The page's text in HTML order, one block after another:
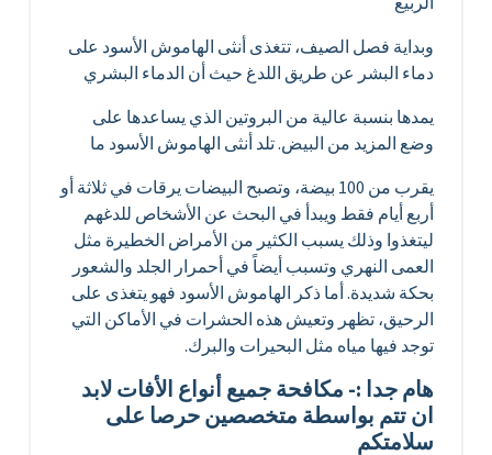
وبداية فصل الصيف، تتغذى أنثى الهاموش الأسود على
دماء البشر عن طريق اللدغ حيث أن الدماء البشري
يمدها بنسبة عالية من البروتين الذي يساعدها على
وضع المزيد من البيض. تلد أنثى الهاموش الأسود ما
يقرب من 100 بيضة، وتصبح البيضات يرقات في ثلاثة أو
أربع أيام فقط ويبدأ في البحث عن الأشخاص للدغهم
ليتغذوا وذلك يسبب الكثير من الأمراض الخطيرة مثل
العمى النهري وتسبب أيضاً في أحمرار الجلد والشعور
بحكة شديدة. أما ذكر الهاموش الأسود فهو يتغذى على
الرحيق، تظهر وتعيش هذه الحشرات في الأماكن التي
توجد فيها مياه مثل البحيرات والبرك.
هام جدا :- مكافحة جميع أنواع الأفات لابد
ان تتم بواسطة متخصصين حرصا على
سلامتكم